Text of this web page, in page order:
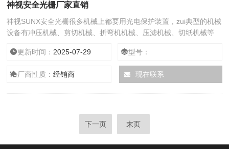
神视安全光栅厂家直销
神视SUNX安全光栅很多机械上都要用光电保护装置，zui典型的机械
设备有冲压机械、剪切机械、折弯机机械、压滤机械、切纸机械等
会造成伤害，所以必须安装安全光栅!当有物体（不小于zui小可检测
体或者分辨率）侵入保护区域时，接收器的红色指示灯将被点亮（可
能是接收器处于遮光状态，也可能是光通讯被遮断），此时被保护设
更新时间： 2025-07-29 型号：
厂商性质：经销商 现在联系
下一页 末页